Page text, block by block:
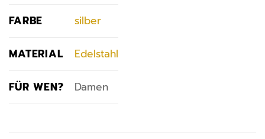
FARBE silber
MATERIAL Edelstahl
FÜR WEN? Damen